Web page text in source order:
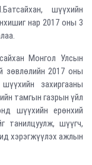
шүүхийн
нар 2017 оны 3
Монгол Улсын
зөвлөлийн 2017 оны
захиргааны
тамгын газрын үйл
шүүхийн ерөнхий
танилцуулж, шүүгч,
хэрэгжүүлэх ажлын